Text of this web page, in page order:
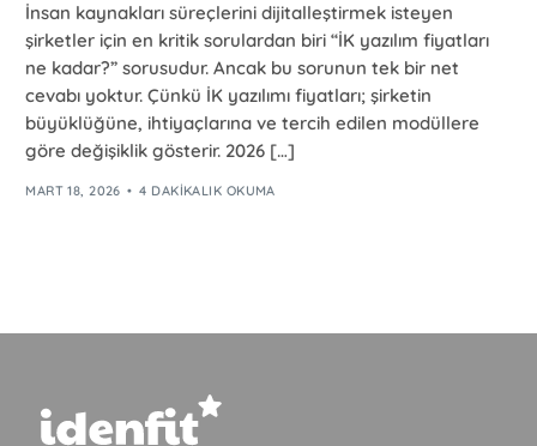
İnsan kaynakları süreçlerini dijitalleştirmek isteyen
şirketler için en kritik sorulardan biri “İK yazılım fiyatları
ne kadar?” sorusudur. Ancak bu sorunun tek bir net
cevabı yoktur. Çünkü İK yazılımı fiyatları; şirketin
büyüklüğüne, ihtiyaçlarına ve tercih edilen modüllere
göre değişiklik gösterir. 2026 […]
MART 18, 2026 4 DAKIKALIK OKUMA